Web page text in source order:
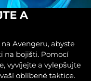
A
Avengeru, abyste
na bojišti. Pomocí
vyvíjejte a vylepšujte
oblíbené taktice.